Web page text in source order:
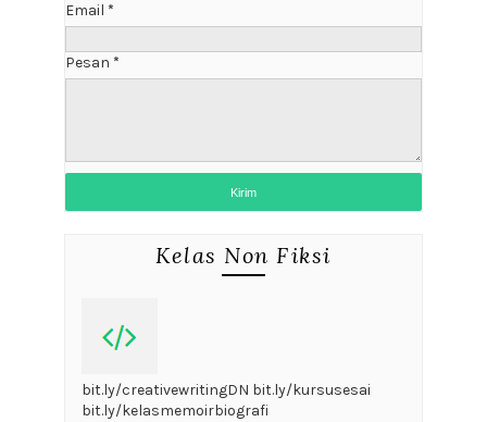
Email *
Pesan *
Kelas Non Fiksi
bit.ly/creativewritingDN bit.ly/kursusesai
bit.ly/kelasmemoirbiografi